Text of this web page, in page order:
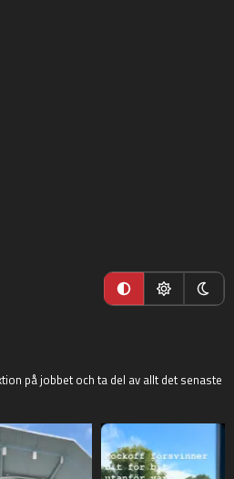
på jobbet och ta del av allt det senaste